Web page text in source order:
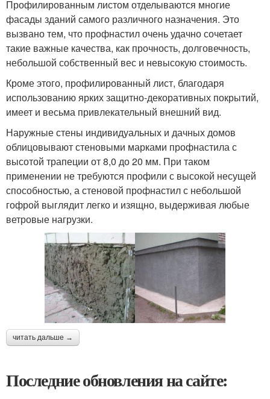
Профилированным листом отделываются многие
фасады зданий самого различного назначения. Это
вызвано тем, что профнастил очень удачно сочетает
такие важные качества, как прочность, долговечность,
небольшой собственный вес и невысокую стоимость.
Кроме этого, профилированный лист, благодаря
использованию ярких защитно-декоративных покрытий,
имеет и весьма привлекательный внешний вид.
Наружные стены индивидуальных и дачных домов
облицовывают стеновыми марками профнастила с
высотой трапеции от 8,0 до 20 мм. При таком
применении не требуются профили с высокой несущей
способностью, а стеновой профнастил с небольшой
гофрой выглядит легко и изящно, выдерживая любые
ветровые нагрузки.
читать дальше →
Последние обновления на сайте: